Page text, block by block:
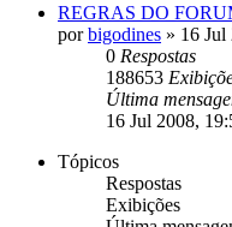
REGRAS DO
porbigodines » 16 Jul
0 Respostas
188653
Última
16 Jul 2008,
Tópicos
Respostas
Exibições